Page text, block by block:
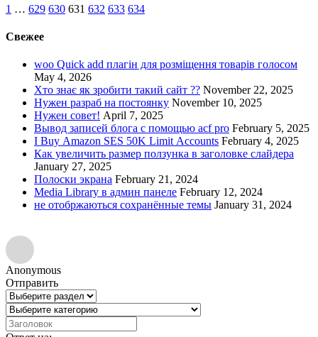
1 … 629 630 631 632 633 634
Свежее
woo Quick add плагін для розміщення товарів голосом
May 4, 2026
Хто знає як зробити такий сайт ?? November 22, 2025
Нужен разраб на постоянку November 10, 2025
Нужен совет! April 7, 2025
Вывод записей блога с помощью acf pro February 5, 2025
I Buy Amazon SES 50K Limit Accounts February 4, 2025
Как увеличить размер ползунка в заголовке слайдера
January 27, 2025
Полоски экрана February 21, 2024
Media Library в админ панеле February 12, 2024
не отобржаються сохранённые темы January 31, 2024
Anonymous
Отправить